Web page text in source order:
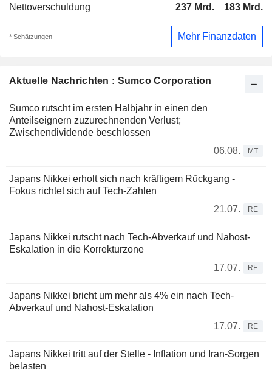
Aktuelle Nachrichten : Sumco Corporation
Sumco rutscht im ersten Halbjahr in einen den
Anteilseignern zuzurechnenden Verlust;
Zwischendividende beschlossen
06.08.
MT
Japans Nikkei erholt sich nach kräftigem Rückgang -
Fokus richtet sich auf Tech-Zahlen
21.07.
RE
Japans Nikkei rutscht nach Tech-Abverkauf und Nahost-
Eskalation in die Korrekturzone
17.07.
RE
Japans Nikkei bricht um mehr als 4% ein nach Tech-
Abverkauf und Nahost-Eskalation
17.07.
RE
Japans Nikkei tritt auf der Stelle - Inflation und Iran-Sorgen
belasten
Nettoverschuldung
237 Mrd. 183 Mrd.
* Schätzungen Mehr Finanzdaten